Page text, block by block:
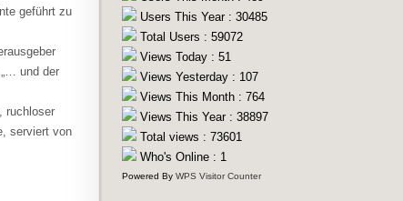
geführt zu
und der
ruchloser
serviert von
Users This Year : 30485
Total Users : 59072
Views Today : 51
Views Yesterday : 107
Views This Month : 764
Views This Year : 38897
Total views : 73601
Who's Online : 1
Powered By WPS Visitor Counter